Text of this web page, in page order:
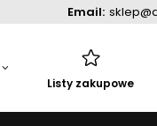
Email:
Listy zakupowe